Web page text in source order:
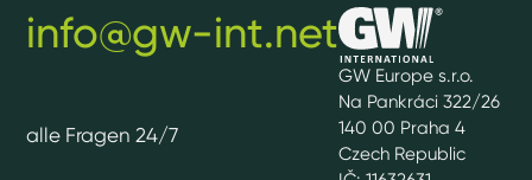
GW Europe s.r.o.
Na Pankráci 322/26
140 00 Praha 4
Czech Republic
info@gw-int.net
alle Fragen 24/7